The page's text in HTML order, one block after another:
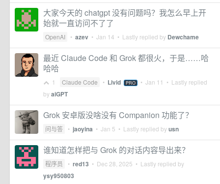
大家今天的 chatgpt 没有问题吗？我怎么早上开
始就一直访问不了了
OpenAI • azev • Jan 14 • Lastly replied by Dewchame
最近 Claude Code 和 Grok 都很火，于是……哈
哈哈
1 Claude Code • Livid PRO • Jan 11 • Lastly replied
byaiGPT
Grok 安卓版没啥没有 Companion 功能了？
问与答 • jaoyina • Jan 5 • Lastly replied byusn
谁知道怎样把与 Grok 的对话内容导出来？
程序员 • red13 • Dec 28, 2025 • Lastly replied by
ysy950803